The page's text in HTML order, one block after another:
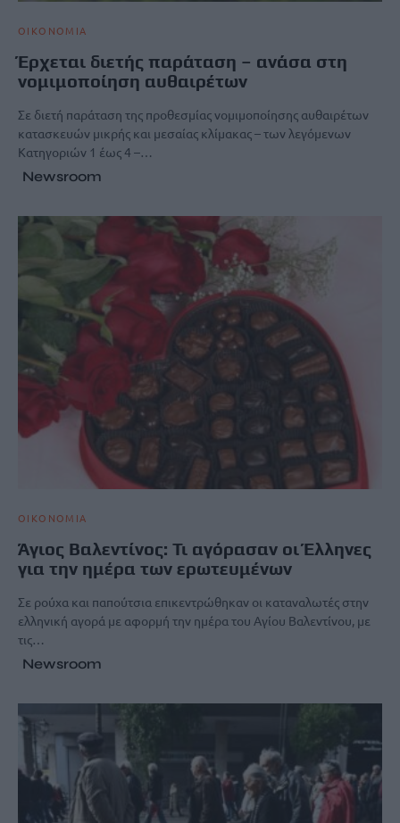
ΟΙΚΟΝΟΜΙΑ
Έρχεται διετής παράταση – ανάσα στη
νομιμοποίηση αυθαιρέτων
Σε διετή παράταση της προθεσμίας νομιμοποίησης αυθαιρέτων
κατασκευών μικρής και μεσαίας κλίμακας – των λεγόμενων
Κατηγοριών 1 έως 4 –…
Newsroom
ΟΙΚΟΝΟΜΙΑ
Άγιος Βαλεντίνος: Τι αγόρασαν οι Έλληνες
για την ημέρα των ερωτευμένων
Σε ρούχα και παπούτσια επικεντρώθηκαν οι καταναλωτές στην
ελληνική αγορά με αφορμή την ημέρα του Αγίου Βαλεντίνου, με
τις…
Newsroom